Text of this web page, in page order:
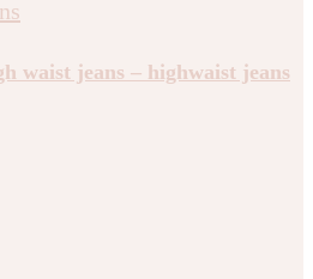
waist jeans – highwaist jeans